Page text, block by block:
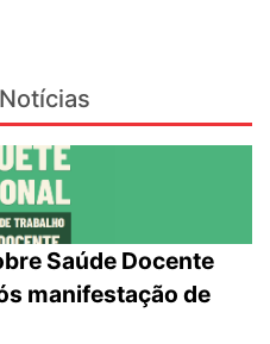
Saúde Docente
manifestação de